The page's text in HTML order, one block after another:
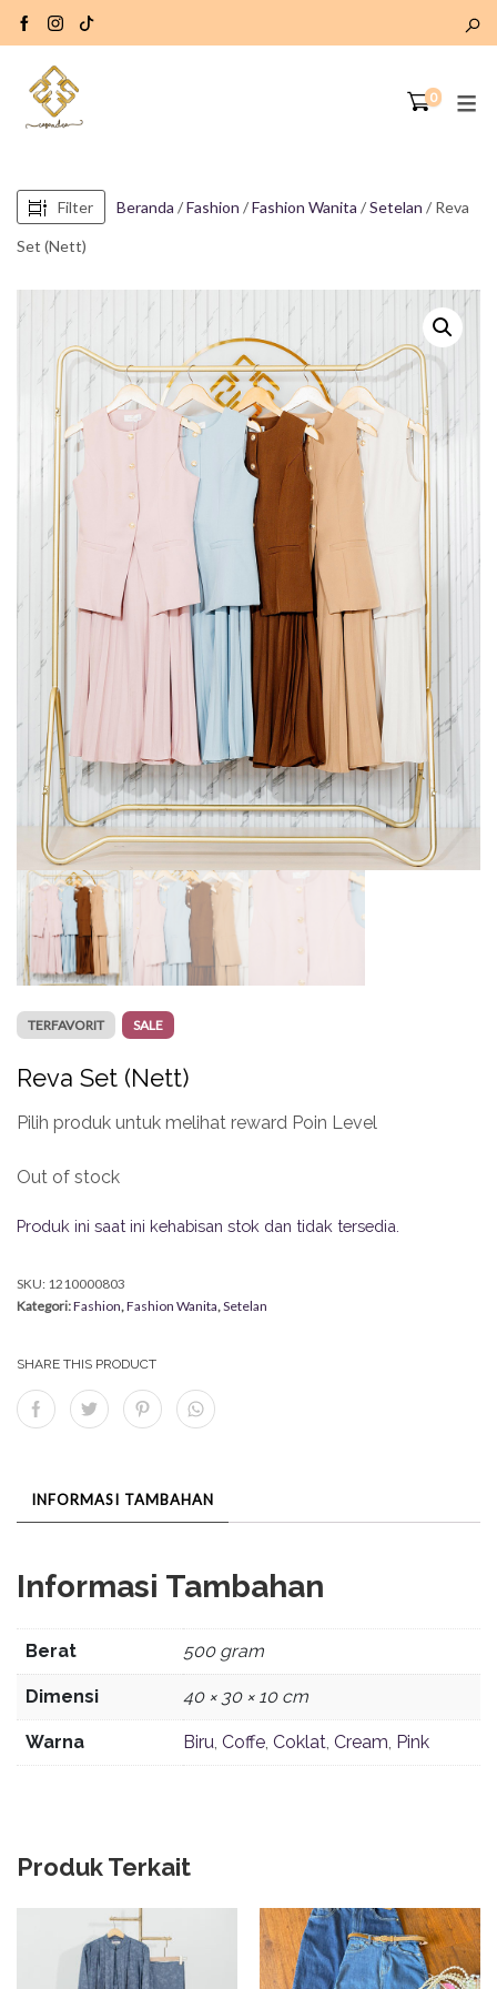
0
Filter Beranda /Fashion /Fashion Wanita /Setelan / Reva
Set (Nett)
TERFAVORIT SALE
Reva Set (Nett)
Pilih produk untuk melihat reward Poin Level
Out of stock
Produk ini saat ini kehabisan stok dan tidak tersedia.
SKU: 1210000803
Kategori:Fashion,Fashion Wanita,Setelan
SHARE THIS PRODUCT
INFORMASI TAMBAHAN
Informasi Tambahan
Berat 500 gram
Dimensi 40 × 30 × 10 cm
Warna Biru, Coffe, Coklat, Cream, Pink
Produk Terkait